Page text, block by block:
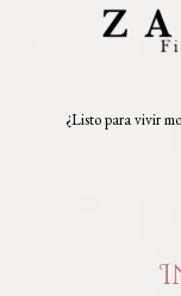
¿Listo para vivir